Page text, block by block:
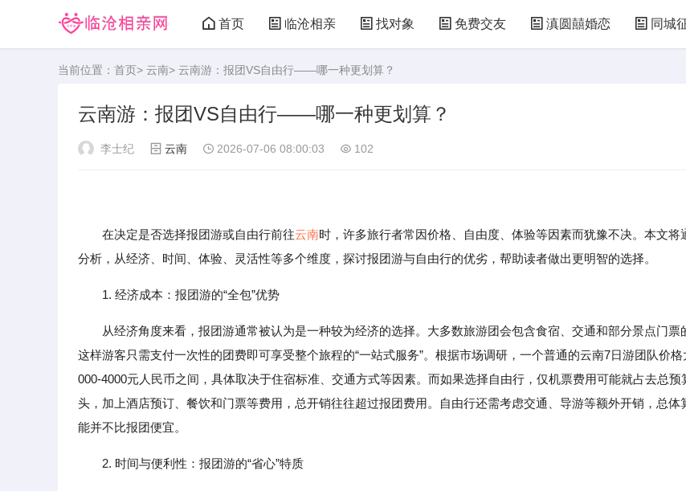
首页 临沧相亲 找对象 免费交友 滇圆囍婚恋 同城
当前位置： 首页> 云南> 云南游：报团VS自由行——哪一种更划算？
云南游：报团VS自由行——哪一种更划算？
李士纪 云南 2026-07-06 08:00:03 102
在决定是否选择报团游或自由行前往云南时，许多旅行者常因价格、自由度、体验等因素而犹豫不决。本文将
分析，从经济、时间、体验、灵活性等多个维度，探讨报团游与自由行的优劣，帮助读者做出更明智的选择。
1. 经济成本：报团游的“全包”优势
从经济角度来看，报团游通常被认为是一种较为经济的选择。大多数旅游团会包含食宿、交通和部分景点门票
这样游客只需支付一次性的团费即可享受整个旅程的“一站式服务”。根据市场调研，一个普通的云南7日游团队价格
000-4000元人民币之间，具体取决于住宿标准、交通方式等因素。而如果选择自由行，仅机票费用可能就占去总预
头，加上酒店预订、餐饮和门票等费用，总开销往往超过报团费用。自由行还需考虑交通、导游等额外开销，总体
能并不比报团便宜。
2. 时间与便利性：报团游的“省心”特质